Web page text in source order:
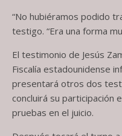
“No hubiéramos podido
testigo. “Era una forma
El testimonio de Jesús
Fiscalía estadounidense
presentará otros dos
concluirá su participación
pruebas en el juicio.